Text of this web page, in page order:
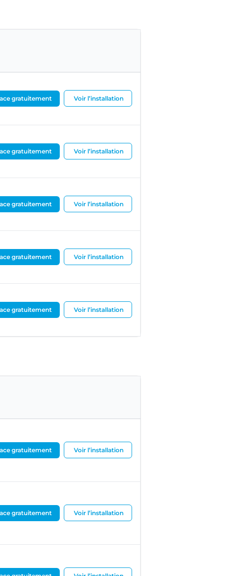
gratuitement Voir l’installation
gratuitement Voir l’installation
gratuitement Voir l’installation
gratuitement Voir l’installation
gratuitement Voir l’installation
gratuitement Voir l’installation
gratuitement Voir l’installation